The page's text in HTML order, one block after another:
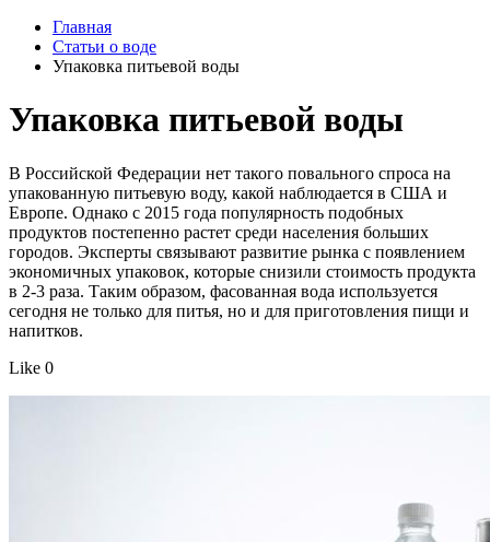
Главная
Статьи о воде
Упаковка питьевой воды
Упаковка питьевой воды
В Российской Федерации нет такого повального спроса на
упакованную питьевую воду, какой наблюдается в США и
Европе. Однако с 2015 года популярность подобных
продуктов постепенно растет среди населения больших
городов. Эксперты связывают развитие рынка с появлением
экономичных упаковок, которые снизили стоимость продукта
в 2-3 раза. Таким образом, фасованная вода используется
сегодня не только для питья, но и для приготовления пищи и
напитков.
Like 0